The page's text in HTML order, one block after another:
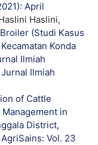
April
Haslini,
(Studi Kasus
Konda
Ilmiah
Ilmiah
of Cattle
in
District,
Vol. 23